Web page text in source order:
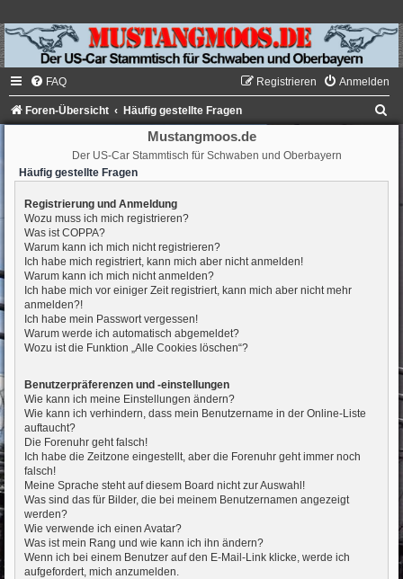
FAQ Anmelden
Registrieren
Foren-Übersicht Häufig gestellte Fragen
Mustangmoos.de
Der US-Car Stammtisch für Schwaben und Oberbayern
Häufig gestellte Fragen
Registrierung und Anmeldung
Wozu muss ich mich registrieren?
Was ist COPPA?
Warum kann ich mich nicht registrieren?
Ich habe mich registriert, kann mich aber nicht anmelden!
Warum kann ich mich nicht anmelden?
Ich habe mich vor einiger Zeit registriert, kann mich aber nicht mehr
anmelden?!
Ich habe mein Passwort vergessen!
Warum werde ich automatisch abgemeldet?
Wozu ist die Funktion „Alle Cookies löschen“?
Benutzerpräferenzen und -einstellungen
Wie kann ich meine Einstellungen ändern?
Wie kann ich verhindern, dass mein Benutzername in der Online-Liste
auftaucht?
Die Forenuhr geht falsch!
Ich habe die Zeitzone eingestellt, aber die Forenuhr geht immer noch
falsch!
Meine Sprache steht auf diesem Board nicht zur Auswahl!
Was sind das für Bilder, die bei meinem Benutzernamen angezeigt
werden?
Wie verwende ich einen Avatar?
Was ist mein Rang und wie kann ich ihn ändern?
Wenn ich bei einem Benutzer auf den E-Mail-Link klicke, werde ich
aufgefordert, mich anzumelden.